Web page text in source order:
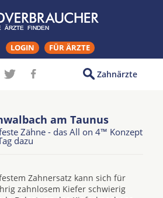
LOGIN FÜR ÄRZTE
Zahnärzte
am Taunus
Zähne - das All on 4™ Konzept
dazu
Zahnersatz kann sich für
zahnlosem Kiefer schwierig